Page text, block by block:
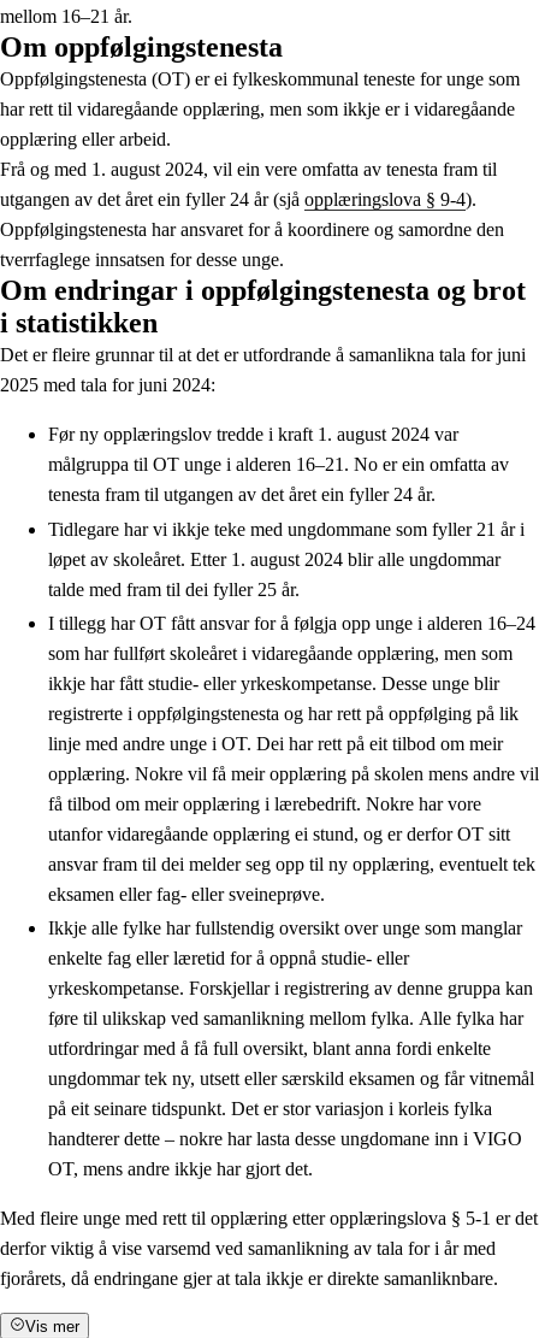
mellom 16–21 år.
Om oppfølgingstenesta
Oppfølgingstenesta (OT) er ei fylkeskommunal teneste for unge som
har rett til vidaregåande opplæring, men som ikkje er i vidaregåande
opplæring eller arbeid.
Frå og med 1. august 2024, vil ein vere omfatta av tenesta fram til
utgangen av det året ein fyller 24 år (sjå opplæringslova § 9-4).
Oppfølgingstenesta har ansvaret for å koordinere og samordne den
tverrfaglege innsatsen for desse unge.
Om endringar i oppfølgingstenesta og brot
i statistikken
Det er fleire grunnar til at det er utfordrande å samanlikna tala for juni
2025 med tala for juni 2024:
Før ny opplæringslov tredde i kraft 1. august 2024 var
målgruppa til OT unge i alderen 16–21. No er ein omfatta av
tenesta fram til utgangen av det året ein fyller 24 år.
Tidlegare har vi ikkje teke med ungdommane som fyller 21 år i
løpet av skoleåret. Etter 1. august 2024 blir alle ungdommar
talde med fram til dei fyller 25 år.
I tillegg har OT fått ansvar for å følgja opp unge i alderen 16–24
som har fullført skoleåret i vidaregåande opplæring, men som
ikkje har fått studie- eller yrkeskompetanse. Desse unge blir
registrerte i oppfølgingstenesta og har rett på oppfølging på lik
linje med andre unge i OT. Dei har rett på eit tilbod om meir
opplæring. Nokre vil få meir opplæring på skolen mens andre vil
få tilbod om meir opplæring i lærebedrift. Nokre har vore
utanfor vidaregåande opplæring ei stund, og er derfor OT sitt
ansvar fram til dei melder seg opp til ny opplæring, eventuelt tek
eksamen eller fag- eller sveineprøve.
Ikkje alle fylke har fullstendig oversikt over unge som manglar
enkelte fag eller læretid for å oppnå studie- eller
yrkeskompetanse. Forskjellar i registrering av denne gruppa kan
føre til ulikskap ved samanlikning mellom fylka. Alle fylka har
utfordringar med å få full oversikt, blant anna fordi enkelte
ungdommar tek ny, utsett eller særskild eksamen og får vitnemål
på eit seinare tidspunkt. Det er stor variasjon i korleis fylka
handterer dette – nokre har lasta desse ungdomane inn i VIGO
OT, mens andre ikkje har gjort det.
Med fleire unge med rett til opplæring etter opplæringslova § 5-1 er det
derfor viktig å vise varsemd ved samanlikning av tala for i år med
fjorårets, då endringane gjer at tala ikkje er direkte samanliknbare.
Vis mer